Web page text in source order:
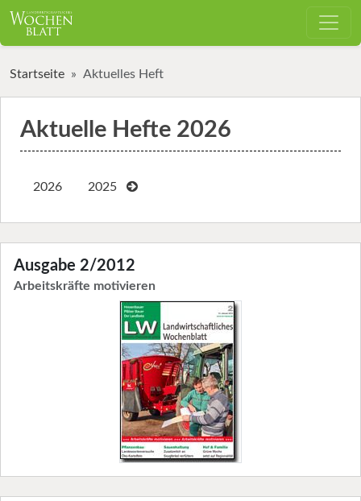
Startseite Aktuelles Heft
Aktuelle Hefte 2026
2026 2025
Ausgabe 2/2012
Arbeitskräfte motivieren